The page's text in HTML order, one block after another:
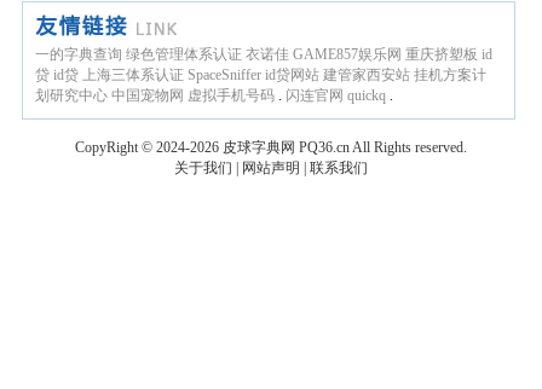
一的字典查询 绿色管理体系认证 衣诺佳 GAME857娱乐网 重庆挤塑板 id
贷 id贷 上海三体系认证 SpaceSniffer id贷网站 建管家西安站 挂机方案计
划研究中心 中国宠物网 虚拟手机号码 . 闪连官网 quickq .
CopyRight © 2024-2026 皮球字典网 PQ36.cnAll Rights reserved.
关于我们
网站声明 联系我们